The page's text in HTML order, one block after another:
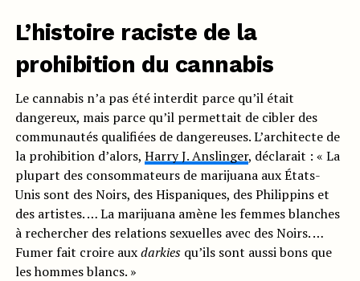
L’histoire raciste de la
prohibition du cannabis
Le cannabis n’a pas été interdit parce qu’il était
dangereux, mais parce qu’il permettait de cibler des
communautés qualifiées de dangereuses. L’architecte de
la prohibition d’alors, Harry J. Anslinger, déclarait : « La
plupart des consommateurs de marijuana aux États-
Unis sont des Noirs, des Hispaniques, des Philippins et
des artistes. … La marijuana amène les femmes blanches
à rechercher des relations sexuelles avec des Noirs. …
Fumer fait croire auxdarkiesqu’ils sont aussi bons que
les hommes blancs. »